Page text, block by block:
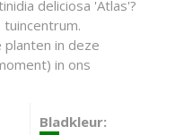
deliciosa 'Atlas'?
tuincentrum.
in deze
in ons
Bladkleur: